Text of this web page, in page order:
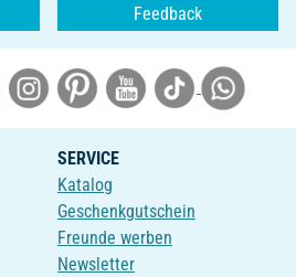
Feedback
SERVICE
Katalog
Geschenkgutschein
Freunde werben
Newsletter